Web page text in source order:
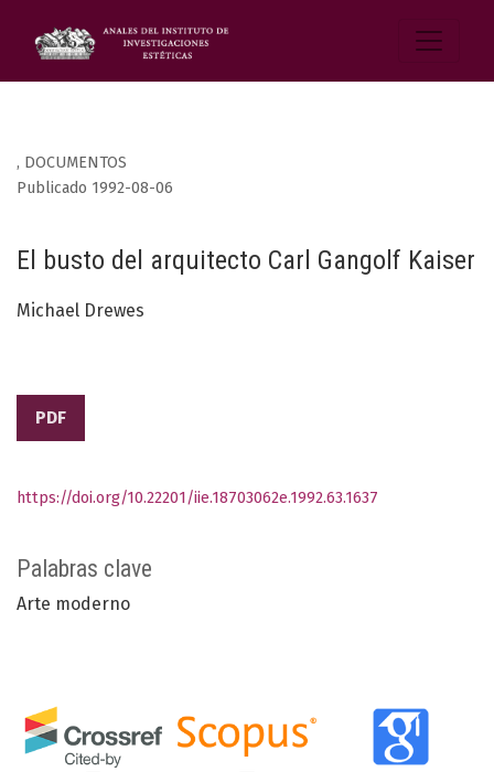
, DOCUMENTOS
El busto del arquitecto Carl Gangolf Kaiser
Publicado 1992-08-06
Michael Drewes
PDF
Palabras clave
Arte moderno
https://doi.org/10.22201/iie.18703062e.1992.63.1637